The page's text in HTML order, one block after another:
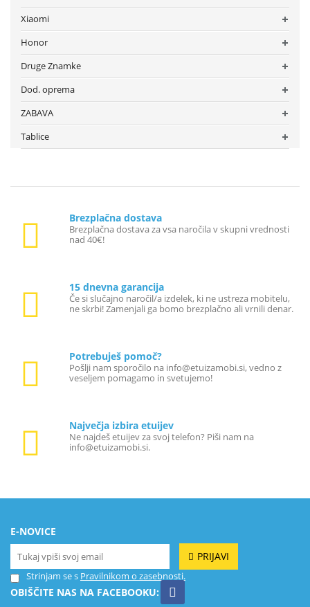
Xiaomi
Honor
Druge Znamke
Dod. oprema
ZABAVA
Tablice
Brezplačna dostava
Brezplačna dostava za vsa naročila v skupni vrednosti
nad 40€!
15 dnevna garancija
Če si slučajno naročil/a izdelek, ki ne ustreza mobitelu,
ne skrbi! Zamenjali ga bomo brezplačno ali vrnili denar.
Potrebuješ pomoč?
Pošlji nam sporočilo na info@etuizamobi.si, vedno z
veseljem pomagamo in svetujemo!
Največja izbira etuijev
Ne najdeš etuijev za svoj telefon? Piši nam na
info@etuizamobi.si.
E-NOVICE
PRIJAVI
Strinjam se s Pravilnikom o zasebnosti.
OBIŠČITE NAS NA FACEBOOKU: